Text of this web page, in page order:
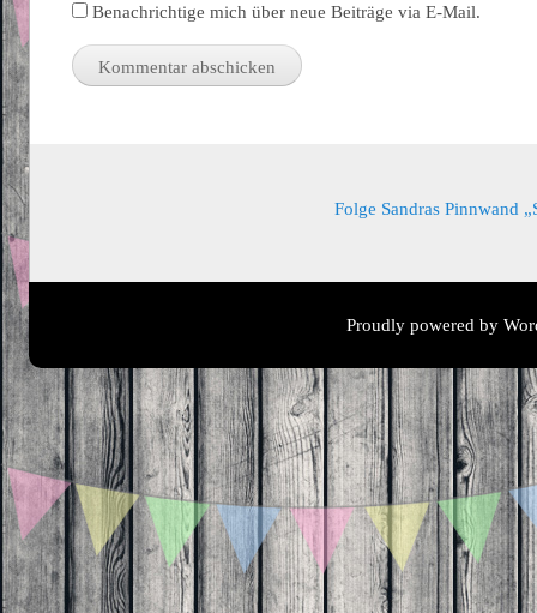
Benachrichtige mich über neue Beiträge via E-Mail.
Folge Sandras Pinnwand
Proudly powered by